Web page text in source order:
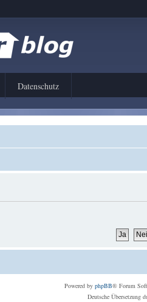
Datenschutz
Powered by phpBB® Forum
Deutsche Übersetzung